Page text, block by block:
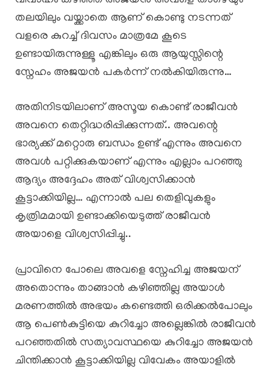
തലയിലും വയ്ക്കാതെ ആണ് കൊണ്ടു നടന്നത്
വളരെ കുറച്ച് ദിവസം മാത്രമേ കൂടെ
ഉണ്ടായിരുന്നുള്ളൂ എങ്കിലും ഒരു ആയുസ്സിന്റെ
സ്നേഹം അജയൻ പകർന്ന് നൽകിയിരുന്നു…
അതിനിടയിലാണ് അസൂയ കൊണ്ട് രാജീവൻ
അവനെ തെറ്റിദ്ധരിപ്പിക്കുന്നത്.. അവന്റെ
ഭാര്യക്ക് മറ്റൊരു ബന്ധം ഉണ്ട് എന്നും അവനെ
അവൾ പറ്റിക്കുകയാണ് എന്നും എല്ലാം പറഞ്ഞു
ആദ്യം അദ്ദേഹം അത് വിശ്വസിക്കാൻ
കൂട്ടാക്കിയില്ല… എന്നാൽ പല തെളിവുകളും
കൃത്രിമമായി ഉണ്ടാക്കിയെടുത്ത് രാജീവൻ
അയാളെ വിശ്വസിപ്പിച്ചു..
പ്രാവിനെ പോലെ അവളെ സ്നേഹിച്ച അജയന്
അതൊന്നും താങ്ങാൻ കഴിഞ്ഞില്ല അയാൾ
മരണത്തിൽ അഭയം കണ്ടെത്തി ഒരിക്കൽപോലും
ആ പെൺകുട്ടിയെ കുറിച്ചോ അല്ലെങ്കിൽ രാജീവൻ
പറഞ്ഞതിൽ സത്യാവസ്ഥയെ കുറിച്ചോ അജയൻ
ചിന്തിക്കാൻ കൂട്ടാക്കിയില്ല വിവേകം അയാളിൽ